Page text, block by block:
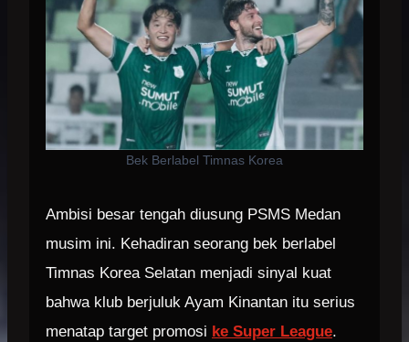
Bek Berlabel Timnas Korea
Ambisi besar tengah diusung PSMS Medan
musim ini. Kehadiran seorang bek berlabel
Timnas Korea Selatan menjadi sinyal kuat
bahwa klub berjuluk Ayam Kinantan itu serius
menatap target promosi ke Super League.